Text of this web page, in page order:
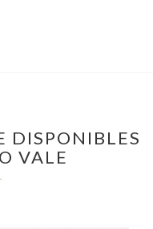
DISPONIBLES
VALE